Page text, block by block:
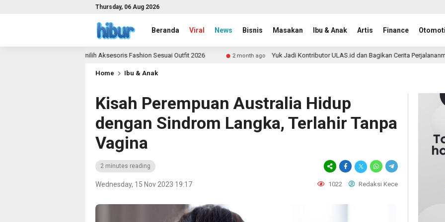
Thursday, 06 Aug 2026
Beranda Viral News Bisnis Masakan Ibu & Anak Artis Finance
Memilih Aksesoris Fashion Sesuai Outfit 2026 2 month ago Yuk Jadi Kontributor ULAS.id dan Bagikan Cerita Perjalananmu ke Lebih
Home Ibu & Anak
Kisah Perempuan Australia Hidup
dengan Sindrom Langka, Terlahir Tanpa
Vagina
2 minutes reading
Wednesday, 15 Nov 2023 19:17 1022 Redaksi Kece